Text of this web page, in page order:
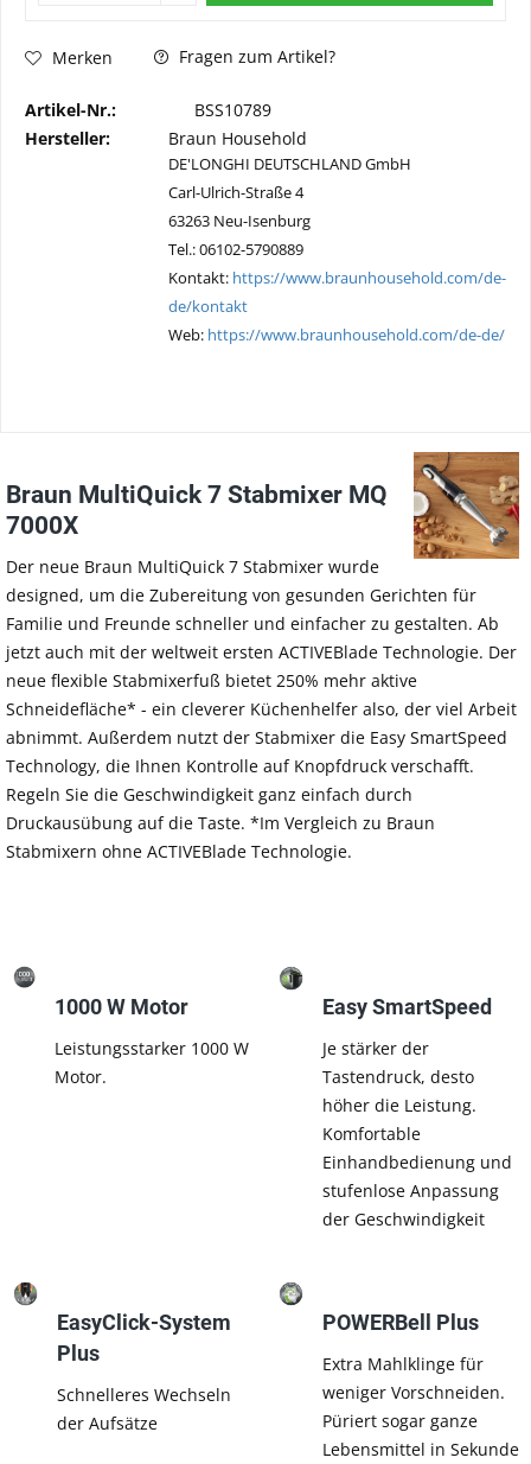
Merken Fragen zum Artikel?
Artikel-Nr.:
BSS10789
Hersteller:
Braun Household
DE'LONGHI DEUTSCHLAND GmbH
Carl-Ulrich-Straße 4
63263 Neu-Isenburg
Tel.: 06102-5790889
Kontakt: https://www.braunhousehold.com/de-
de/kontakt
Web: https://www.braunhousehold.com/de-de/
Braun MultiQuick 7 Stabmixer MQ
7000X
Der neue Braun MultiQuick 7 Stabmixer wurde
designed, um die Zubereitung von gesunden Gerichten für
Familie und Freunde schneller und einfacher zu gestalten. Ab
jetzt auch mit der weltweit ersten ACTIVEBlade Technologie. Der
neue flexible Stabmixerfuß bietet 250% mehr aktive
Schneidefläche* - ein cleverer Küchenhelfer also, der viel Arbeit
abnimmt. Außerdem nutzt der Stabmixer die Easy SmartSpeed
Technology, die Ihnen Kontrolle auf Knopfdruck verschafft.
Regeln Sie die Geschwindigkeit ganz einfach durch
Druckausübung auf die Taste. *Im Vergleich zu Braun
Stabmixern ohne ACTIVEBlade Technologie.
1000 W Motor
Leistungsstarker 1000 W
Motor.
Easy SmartSpeed
Je stärker der
Tastendruck, desto
höher die Leistung.
Komfortable
Einhandbedienung und
stufenlose Anpassung
der Geschwindigkeit
EasyClick-System
Plus
Schnelleres Wechseln
der Aufsätze
POWERBell Plus
Extra Mahlklinge für
weniger Vorschneiden.
Püriert sogar ganze
Lebensmittel in Sekunde